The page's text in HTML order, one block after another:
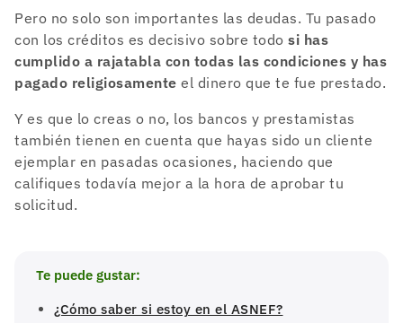
Pero no solo son importantes las deudas. Tu pasado
con los créditos es decisivo sobre todo si has
cumplido a rajatabla con todas las condiciones y has
pagado religiosamente el dinero que te fue prestado.
Y es que lo creas o no, los bancos y prestamistas
también tienen en cuenta que hayas sido un cliente
ejemplar en pasadas ocasiones, haciendo que
califiques todavía mejor a la hora de aprobar tu
solicitud.
Te puede gustar:
¿Cómo saber si estoy en el ASNEF?